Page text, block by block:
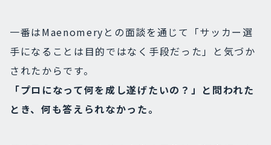
一番はMaenomeryとの面談を通じて「サッカー選
手になることは目的ではなく手段だった」と気づか
されたからです。
「プロになって何を成し遂げたいの？」と問われた
とき、何も答えられなかった。